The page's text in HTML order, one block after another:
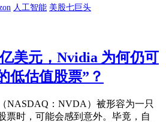
人工智能 美股七巨头
美元，Nvidia 为何仍可
低估值股票”？
NASDAQ：NVDA）被形容为一只
票时，可能会感到意外。毕竟，自